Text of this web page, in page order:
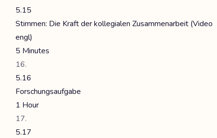
5.15
Stimmen: Die Kraft der kollegialen Zusammenarbeit (Video
engl)
5 Minutes
5.16
Forschungsaufgabe
1 Hour
5.17